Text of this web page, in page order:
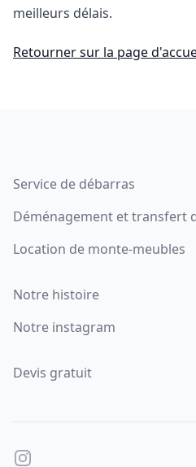
meilleurs délais.
Retourner sur la page
Service de débarras
Déménagement et transfert
Location de monte-meubles
Notre histoire
Notre instagram
Devis gratuit